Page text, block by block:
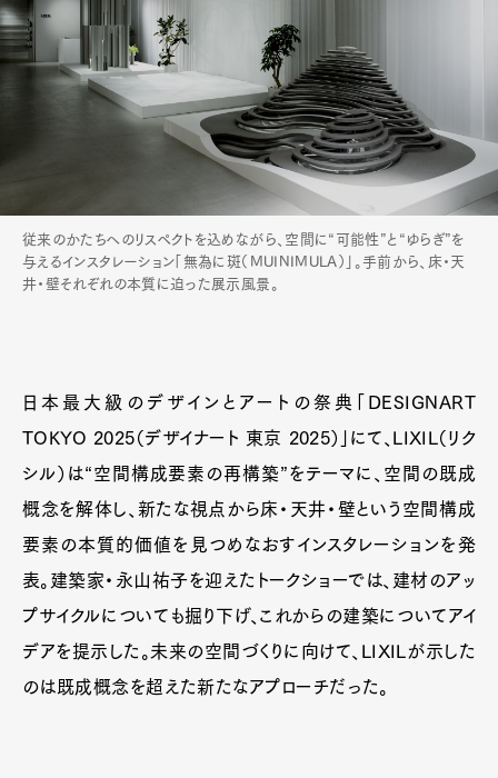
従来のかたちへのリスペクトを込めながら、空間に“可能性”と“ゆらぎ”を
与えるインスタレーション「無為に斑（MUINIMULA）」。手前から、床・天
井・壁それぞれの本質に迫った展示風景。
日本最大級のデザインとアートの祭典「DESIGNART
TOKYO 2025（デザイナート 東京 2025）」にて、LIXIL（リク
シル）は“空間構成要素の再構築”をテーマに、空間の既成
概念を解体し、新たな視点から床・天井・壁という空間構成
要素の本質的価値を見つめなおすインスタレーションを発
表。建築家・永山祐子を迎えたトークショーでは、建材のアッ
プサイクルについても掘り下げ、これからの建築についてアイ
デアを提示した。未来の空間づくりに向けて、LIXILが示した
のは既成概念を超えた新たなアプローチだった。